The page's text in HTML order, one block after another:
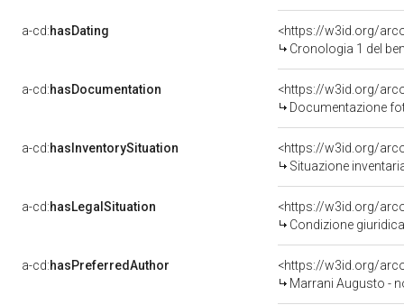
a-cd:hasDating
<https://w3id.org/
Cronologia 1 del
a-cd:hasDocumentation
Documentazione
a-cd:hasInventorySituation
<https://w3id.org/
Situazione
a-cd:hasLegalSituation
Condizione
a-cd:hasPreferredAuthor
<https://w3id.org/
Marrani Augusto -